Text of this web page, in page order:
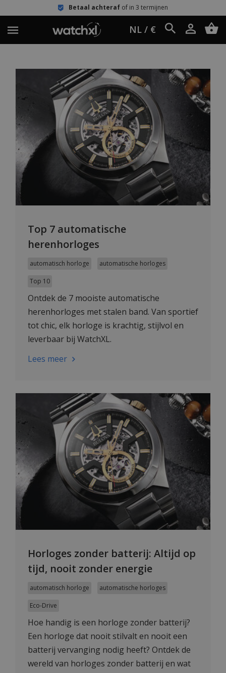
Betaal achterafof in 3 termijnen
NL / €
Top 7 automatische
herenhorloges
automatisch horloge automatische horloges
Top 10
Ontdek de 7 mooiste automatische
herenhorloges met stalen band. Van sportief
tot chic, elk horloge is krachtig, stijlvol en
leverbaar bij WatchXL.
Lees meer
Horloges zonder batterij: Altijd op
tijd, nooit zonder energie
automatisch horloge automatische horloges
Eco-Drive
Hoe handig is een horloge zonder batterij?
Een horloge dat nooit stilvalt en nooit een
batterij vervanging nodig heeft? Ontdek de
wereld van horloges zonder batterij en wat